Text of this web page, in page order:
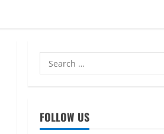
Search
for:
FOLLOW US